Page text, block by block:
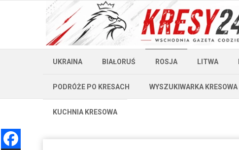
UKRAINA BIAŁORUŚ ROSJA LITWA
PODRÓŻE PO KRESACH WYSZUKIWARKA KRESOWA
KUCHNIA KRESOWA